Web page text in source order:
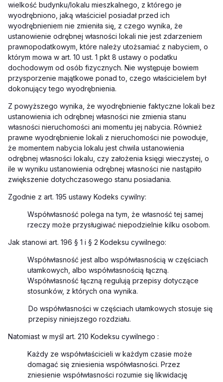
wielkość budynku/lokalu mieszkalnego, z którego je
wyodrębniono, jaką właściciel posiadał przed ich
wyodrębnieniem nie zmieniła się, z czego wynika, że
ustanowienie odrębnej własności lokali nie jest zdarzeniem
prawnopodatkowym, które należy utożsamiać z nabyciem, o
którym mowa w art. 10 ust. 1 pkt 8 ustawy o podatku
dochodowym od osób fizycznych. Nie występuje bowiem
przysporzenie majątkowe ponad to, czego właścicielem był
dokonujący tego wyodrębnienia.
Z powyższego wynika, że wyodrębnienie faktyczne lokali bez
ustanowienia ich odrębnej własności nie zmienia stanu
własności nieruchomości ani momentu jej nabycia. Również
prawne wyodrębnienie lokali z nieruchomości nie powoduje,
że momentem nabycia lokalu jest chwila ustanowienia
odrębnej własności lokalu, czy założenia księgi wieczystej, o
ile w wyniku ustanowienia odrębnej własności nie nastąpiło
zwiększenie dotychczasowego stanu posiadania.
Zgodnie z art. 195 ustawy Kodeks cywilny:
Współwłasność polega na tym, że własność tej samej
rzeczy może przysługiwać niepodzielnie kilku osobom.
Jak stanowi art. 196 § 1 i § 2 Kodeksu cywilnego:
Współwłasność jest albo współwłasnością w częściach
ułamkowych, albo współwłasnością łączną.
Współwłasność łączną regulują przepisy dotyczące
stosunków, z których ona wynika.
Do współwłasności w częściach ułamkowych stosuje się
przepisy niniejszego rozdziału.
Natomiast w myśl art. 210 Kodeksu cywilnego :
Każdy ze współwłaścicieli w każdym czasie może
domagać się zniesienia współwłasności. Przez
zniesienie współwłasności rozumie się likwidację